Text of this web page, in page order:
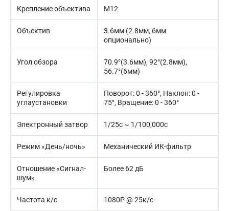
Крепление объектива М12
Объектив
3.6мм (2.8мм, 6мм
опционально)
Угол обзора
70.9°(3.6мм), 92°(2.8мм),
56.7°(6мм)
Регулировка
углаустановки
Поворот: 0 - 360°, Наклон: 0 -
75°, Вращение: 0 - 360°
Электронный затвор 1/25с ~ 1/100,000с
Режим «День/ночь» Механический ИК-фильтр
Отношение «Сигнал-
шум»
Более 62 дБ
Частота к/с 1080Р @ 25к/с